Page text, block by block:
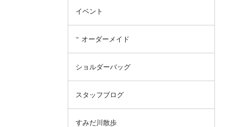
イベント
オーダーメイド
ショルダーバッグ
スタッフブログ
すみだ川散歩